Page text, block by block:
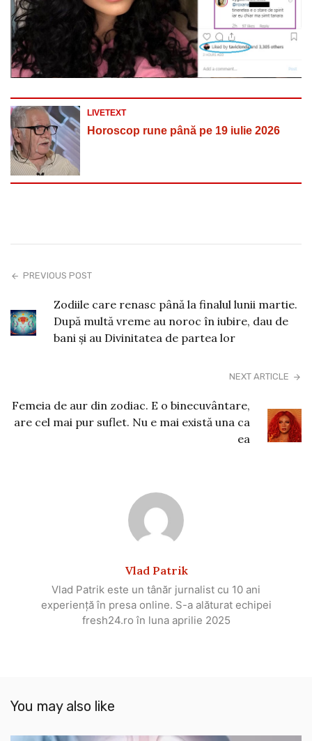
LIVETEXT
Horoscop rune până pe 19 iulie 2026
PREVIOUS POST
Zodiile care renasc până la finalul lunii martie.
După multă vreme au noroc în iubire, dau de
bani și au Divinitatea de partea lor
NEXT ARTICLE
Femeia de aur din zodiac. E o binecuvântare,
are cel mai pur suflet. Nu e mai există una ca
ea
Vlad Patrik
Vlad Patrik este un tânăr jurnalist cu 10 ani
experiență în presa online. S-a alăturat echipei
fresh24.ro în luna aprilie 2025
You may also like